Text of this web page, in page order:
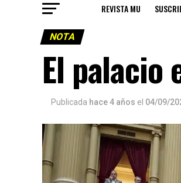
REVISTA MU
NOTA
El palacio
Publicada hace 4 años el 04/09/